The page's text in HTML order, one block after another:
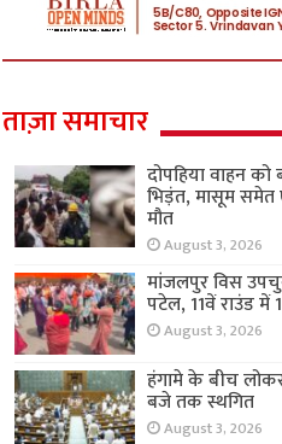
ताज़ा समाचार
दोपहिया वाहन
भिड़ंत, मासूम समेत
मौत
August 3, 2026
मांजलपुर विस
पटेल, 11वें राउंड में
August 3, 2026
हंगामे के बीच
बजे तक स्थगित
August 3, 2026